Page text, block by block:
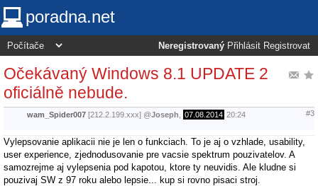
poradna.net
Neregistrovaný Přihlásit Registrovat
Očekávaný Windows 8.1 UPDATE 2
oficiálně nebude.
wam_Spider007 [212.2.199.xxx] @Joseph 07.08.2014 20:24 #3
Vylepsovanie aplikacii nie je len o funkciach. To je aj o vzhlade, usability,
user experience, zjednodusovanie pre vacsie spektrum pouzivatelov. A
samozrejme aj vylepsenia pod kapotou, ktore ty neuvidis. Ale kludne si
pouzivaj SW z 97 roku alebo lepsie... kup si rovno pisaci stroj.